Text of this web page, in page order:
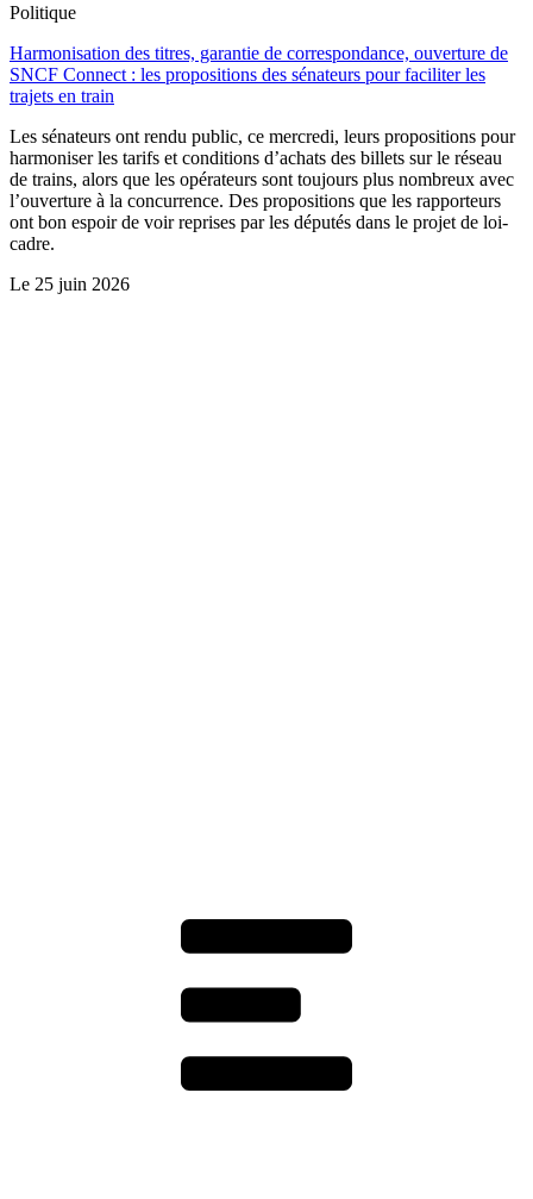
Politique
Harmonisation des titres, garantie de correspondance, ouverture de
SNCF Connect : les propositions des sénateurs pour faciliter les
trajets en train
Les sénateurs ont rendu public, ce mercredi, leurs propositions pour
harmoniser les tarifs et conditions d’achats des billets sur le réseau
de trains, alors que les opérateurs sont toujours plus nombreux avec
l’ouverture à la concurrence. Des propositions que les rapporteurs
ont bon espoir de voir reprises par les députés dans le projet de loi-
cadre.
Le 25 juin 2026